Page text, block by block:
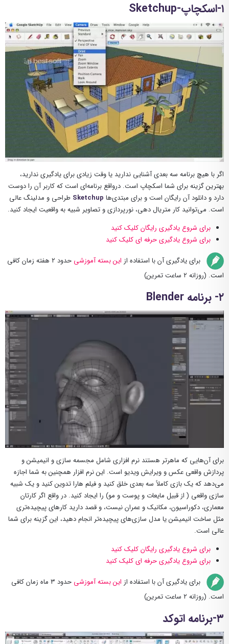
۱-اسکچاپ-Sketchup
اگر با هیچ برنامه سه بعدی آشنایی ندارید یا وقت زیادی برای یادگیری ندارید،
بهترین گزینه برای شما اسکچاپ است. درواقع برنامه‌ای است که کاربر آن را دوست
دارد و دانلود آن رایگان است و برای مبتدی‌ها Sketchup طراحی و مدلینگ عالی
است. می‌توانید کار متریال دهی، نورپردازی و تصاویر شبیه به واقعیت ایجاد کنید.
برای شروع یادگیری رایگان کلیک کنید
برای شروع یادگیری حرفه ای کلیک کنید
برای یادگیری آن با استفاده از این بسته آموزشی
حدود ۲ هفته زمان کافی
است. (روزانه ۲ ساعت تمرین)
۲- برنامه Blender
برای آن‌هایی که ماهرتر هستند نرم افزاری شامل مجسمه سازی و انیمیشن و
پردازش واقعی عکس و ویرایش ویدیو است. این نرم افزار همچنین به شما اجازه
می‌دهد که یک بازی کاملاً سه بعدی خلق کنید و فیلم هارا تدوین کنید و یک شبیه
سازی واقعی ( از قبیل مایعات و پوست و مو) را ایجاد کنید. در واقع اگر کارتان
معماری، دکوراسیون، مکانیک و عمران نیست، و قصد دارید کارهای پیچیده‌تری
مثل ساخت انیمیشن یا مدل سازی‌های پیچیده‌تر انجام دهید، این گزینه برای شما
عالی است.
برای شروع یادگیری رایگان کلیک کنید
برای شروع یادگیری حرفه ای کلیک کنید
برای یادگیری آن با استفاده از این بسته آموزشی
حدود ۳ ماه زمان کافی
است. (روزانه ۲ ساعت تمرین)
۳-برنامه اتوکد